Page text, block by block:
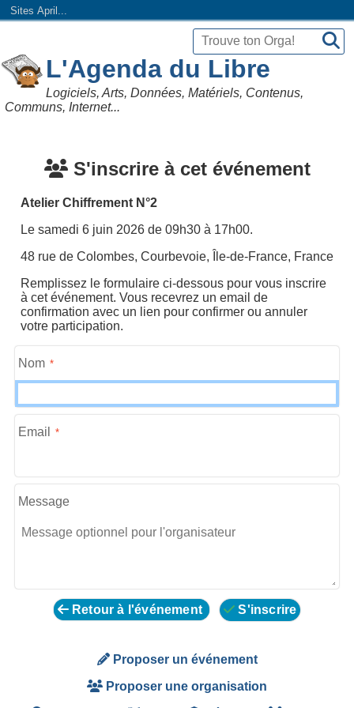
Sites April...
L'Agenda du Libre
Logiciels, Arts, Données, Matériels, Contenus,
Communs, Internet...
S'inscrire à cet événement
Atelier Chiffrement N°2
Le samedi 6 juin 2026 de 09h30 à 17h00.
48 rue de Colombes, Courbevoie, Île-de-France, France
Remplissez le formulaire ci-dessous pour vous inscrire
à cet événement. Vous recevrez un email de
confirmation avec un lien pour confirmer ou annuler
votre participation.
Nom
Email
Message
Retour à l'événement S'inscrire
Proposer un événement
Proposer une organisation